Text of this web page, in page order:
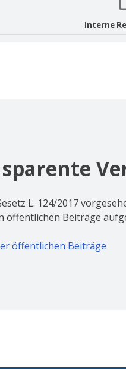
Interne
L. 124/2017
öffentlichen Beiträge
öffentlichen Beiträge